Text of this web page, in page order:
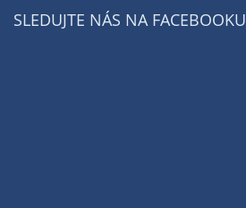
SLEDUJTE NÁS NA FACEBOOKU